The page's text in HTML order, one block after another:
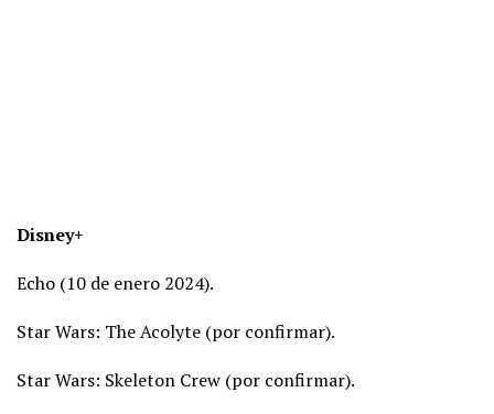
Disney+
Echo (10 de enero 2024).
Star Wars: The Acolyte (por confirmar).
Star Wars: Skeleton Crew (por confirmar).